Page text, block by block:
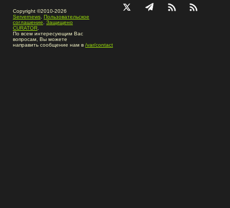
Copyright ©2010-2026
Servernews Пользовательское
соглашение
Защищено
CURATOR
По всем интересующим Вас
вопросам, Вы можете
направить сообщение нам в /var/contact